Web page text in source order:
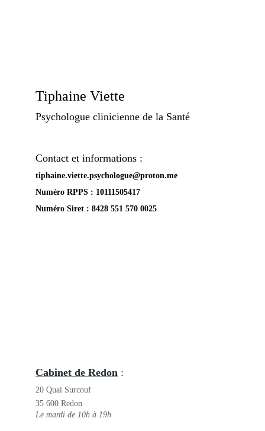
Tiphaine Viette
Psychologue clinicienne de la Santé
Contact et informations :
tiphaine.viette.psychologue@proton.me
Numéro RPPS : 10111505417
Numéro Siret : 8428 551 570 0025
Cabinet de Redon :
20 Quai Surcouf
35 600 Redon
Le mardi de 10h à 19h.